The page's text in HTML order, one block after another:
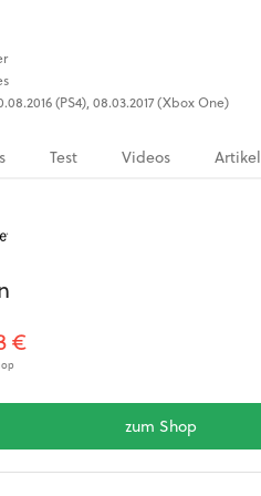
(PS4), 08.03.2017 (Xbox One)
Test Videos Artikel
€
zum Shop